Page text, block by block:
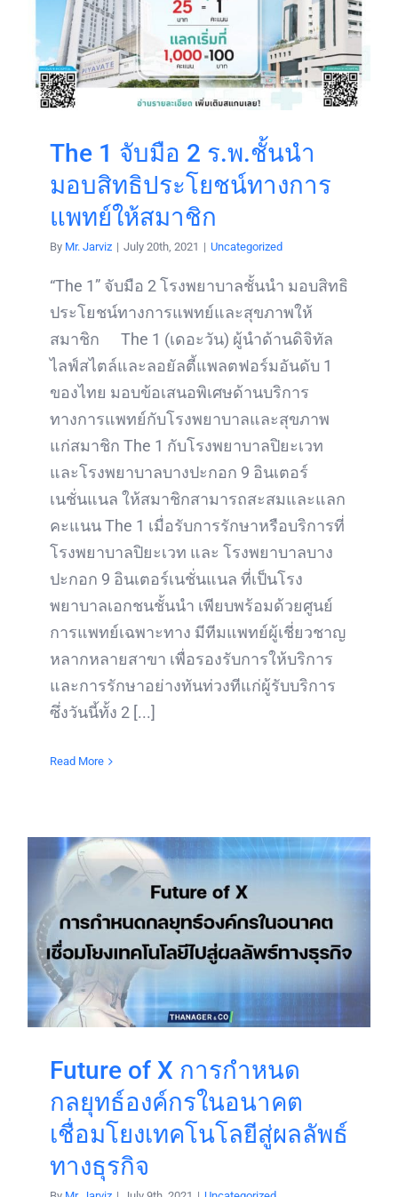
The 1 จับมือ 2 ร.พ.ชั้นนำ
มอบสิทธิประโยชน์ทางการ
แพทย์ให้สมาชิก
By Mr. Jarviz | July 20th, 2021 | Uncategorized
“The 1” จับมือ 2 โรงพยาบาลชั้นนำ มอบสิทธิ
ประโยชน์ทางการแพทย์และสุขภาพให้
สมาชิก The 1 (เดอะวัน) ผู้นำด้านดิจิทัล
ไลฟ์สไตล์และลอยัลตี้แพลตฟอร์มอันดับ 1
ของไทย มอบข้อเสนอพิเศษด้านบริการ
ทางการแพทย์กับโรงพยาบาลและสุขภาพ
แก่สมาชิก The 1 กับโรงพยาบาลปิยะเวท
และโรงพยาบาลบางปะกอก 9 อินเตอร์
เนชั่นแนล ให้สมาชิกสามารถสะสมและแลก
คะแนน The 1 เมื่อรับการรักษาหรือบริการที่
โรงพยาบาลปิยะเวท และ โรงพยาบาลบาง
ปะกอก 9 อินเตอร์เนชั่นแนล ที่เป็นโรง
พยาบาลเอกชนชั้นนำ เพียบพร้อมด้วยศูนย์
การแพทย์เฉพาะทาง มีทีมแพทย์ผู้เชี่ยวชาญ
หลากหลายสาขา เพื่อรองรับการให้บริการ
และการรักษาอย่างทันท่วงทีแก่ผู้รับบริการ
ซึ่งวันนี้ทั้ง 2 [...]
Read More
Future of X การกำหนด
กลยุทธ์องค์กรในอนาคต
เชื่อมโยงเทคโนโลยีสู่ผลลัพธ์
ทางธุรกิจ